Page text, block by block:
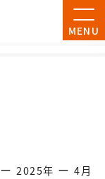
MENU
ー2025年 ー4月